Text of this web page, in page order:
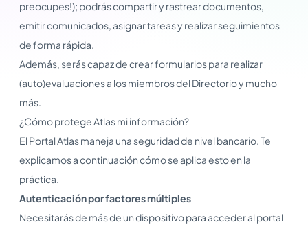
preocupes!); podrás compartir y rastrear documentos,
emitir comunicados, asignar tareas y realizar seguimientos
de forma rápida.
Además, serás capaz de crear formularios para realizar
(auto)evaluaciones a los miembros del Directorio y mucho
más.
¿Cómo protege Atlas mi información?
El Portal Atlas maneja una seguridad de nivel bancario. Te
explicamos a continuación cómo se aplica esto en la
práctica.
Autenticación por factores múltiples
Necesitarás de más de un dispositivo para acceder al portal